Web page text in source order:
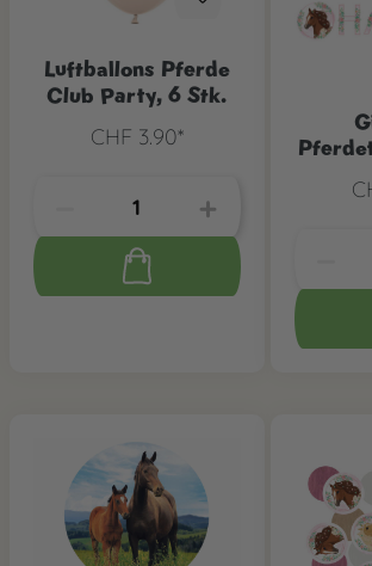
Luftballons Pferde
Club Party, 6 Stk.
CHF 3.90*